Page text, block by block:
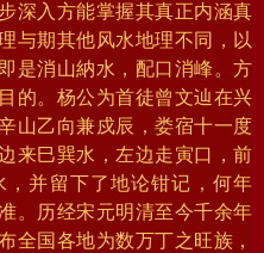
深入方能掌握其真正内涵真
与期其他风水地理不同，以
是消山納水，配口消峰。方
的。杨公为首徒曾文辿在兴
山乙向兼戍辰，娄宿十一度
来巳巽水，左边走寅口，前
并留下了地论钳记，何年
。历经宋元明清至今千余年
全国各地为数万丁之旺族，